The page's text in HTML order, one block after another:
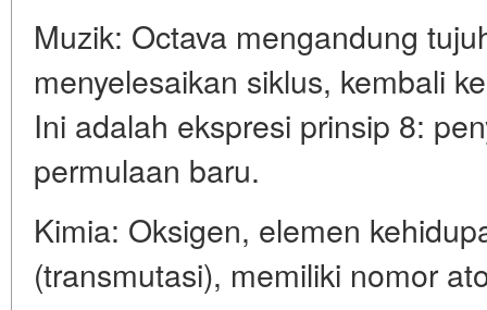
Muzik: Octava mengandung
menyelesaikan siklus, kembali
Ini adalah ekspresi prinsip 8:
permulaan baru.
Kimia: Oksigen, elemen
(transmutasi), memiliki nomor